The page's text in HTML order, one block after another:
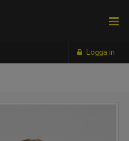
Logga in